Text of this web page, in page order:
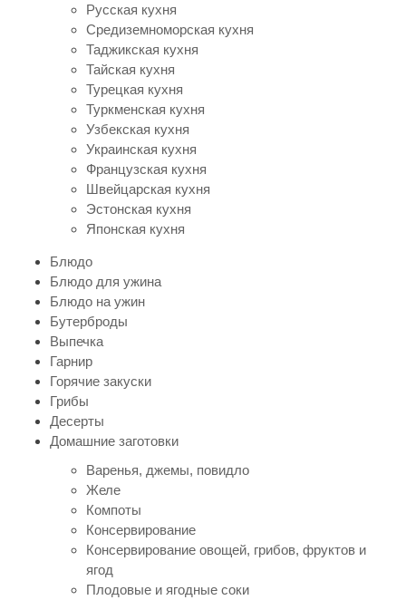
Русская кухня
Средиземноморская кухня
Таджикская кухня
Тайская кухня
Турецкая кухня
Туркменская кухня
Узбекская кухня
Украинская кухня
Французская кухня
Швейцарская кухня
Эстонская кухня
Японская кухня
Блюдо
Блюдо для ужина
Блюдо на ужин
Бутерброды
Выпечка
Гарнир
Горячие закуски
Грибы
Десерты
Домашние заготовки
Варенья, джемы, повидло
Желе
Компоты
Консервирование
Консервирование овощей, грибов, фруктов и
ягод
Плодовые и ягодные соки